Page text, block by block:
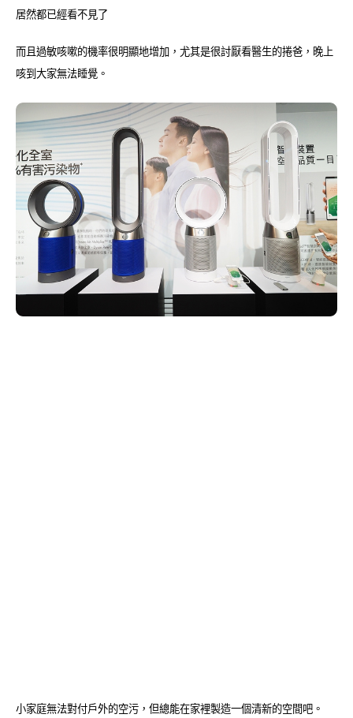
居然都已經看不見了
而且過敏咳嗽的機率很明顯地增加，尤其是很討厭看醫生的捲爸，晚上
咳到大家無法睡覺。
小家庭無法對付戶外的空污，但總能在家裡製造一個清新的空間吧。